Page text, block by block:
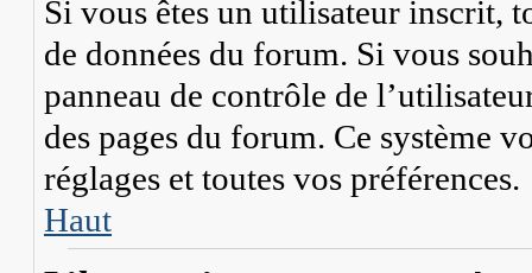
Si vous êtes un utilisateur inscrit,
de données du forum. Si vous
panneau de contrôle de
des pages du forum. Ce système
réglages et toutes vos préférences.
Haut